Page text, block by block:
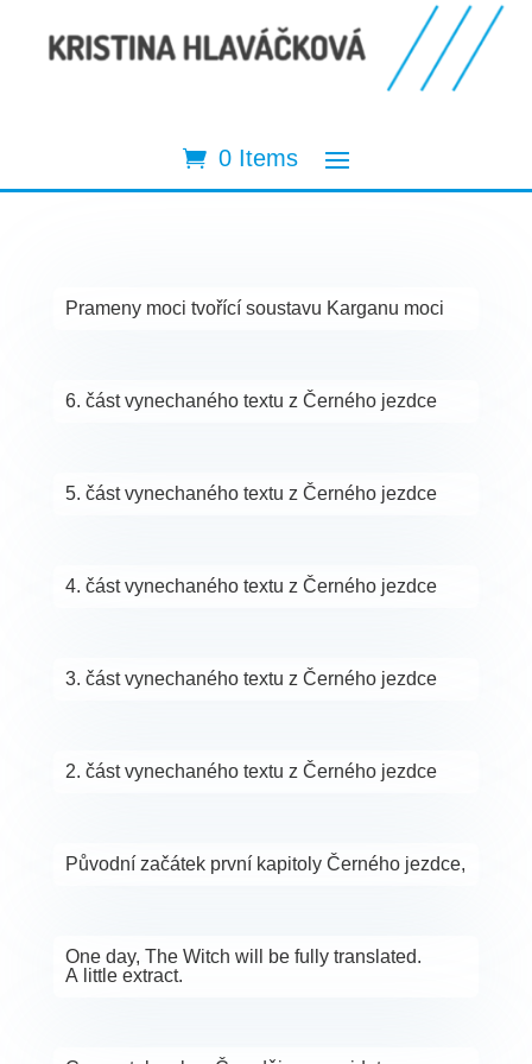
0 Items
Prameny moci tvořící soustavu Karganu moci
6. část vynechaného textu z Černého jezdce
5. část vynechaného textu z Černého jezdce
4. část vynechaného textu z Černého jezdce
3. část vynechaného textu z Černého jezdce
2. část vynechaného textu z Černého jezdce
Původní začátek první kapitoly Černého jezdce,
One day, The Witch will be fully translated.
A little extract.